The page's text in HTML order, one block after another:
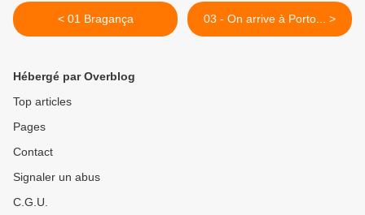
< 01 Bragança 03 - On arrive à Porto... >
Hébergé par Overblog
Top articles
Pages
Contact
Signaler un abus
C.G.U.